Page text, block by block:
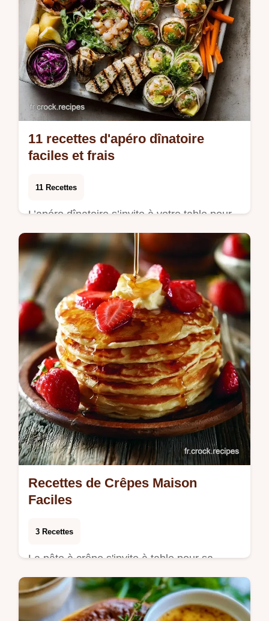
11 recettes d'apéro dînatoire
faciles et frais
11 Recettes
L’apéro dînatoire s’invite à votre table pour
transformer les réceptions classiques en
moments de partage décontractés. C'est
l'op…
Recettes de Crêpes Maison
Faciles
3 Recettes
La pâte à crêpe s'invite à table pour sa
rapidité de préparation et sa capacité à
satisfaire toutes les envies sucrées. Ces
méthod…